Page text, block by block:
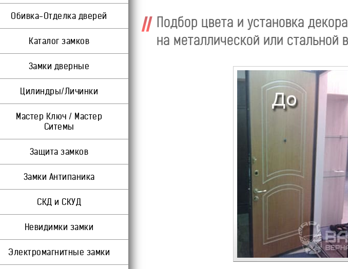
Обивка-Отделка дверей
Каталог замков
Замки дверные
Цилиндры/Личинки
Мастер Ключ / Мастер
Ситемы
Защита замков
Замки Антипаника
СКД и СКУД
Невидимки замки
Электромагнитные замки
Подбор цвета и установка
на металлической или стальной